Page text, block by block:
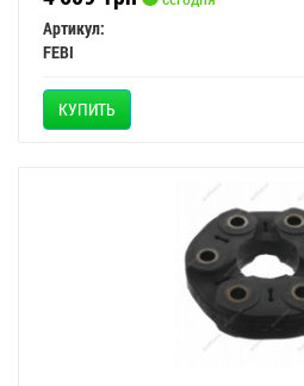
Артикул:
FEBI
КУПИТЬ